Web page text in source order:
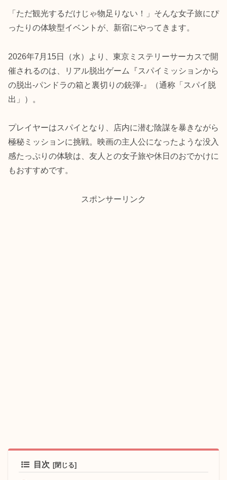
「ただ観光するだけじゃ物足りない！」そんな女子旅にぴ
ったりの体験型イベントが、新宿にやってきます。
2026年7月15日（水）より、東京ミステリーサーカスで開
催されるのは、リアル脱出ゲーム『スパイミッションから
の脱出-パンドラの箱と裏切りの銃弾-』（通称「スパイ脱
出」）。
プレイヤーはスパイとなり、店内に潜む陰謀を暴きながら
極秘ミッションに挑戦。映画の主人公になったような没入
感たっぷりの体験は、友人との女子旅や休日のおでかけに
もおすすめです。
スポンサーリンク
目次